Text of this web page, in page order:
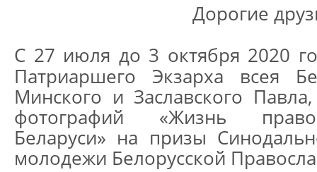
Дорогие
С 27 июля до 3 октября 2020
Патриаршего Экзарха всея
Минского и Заславского
фотографий «Жизнь
Беларуси» на призы
молодежи Белорусской